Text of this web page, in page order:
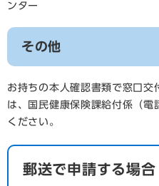
ンター
その他
お持ちの本人確認書類で窓口交
は、国民健康保険課給付係（
ください。
郵送で申請する場合